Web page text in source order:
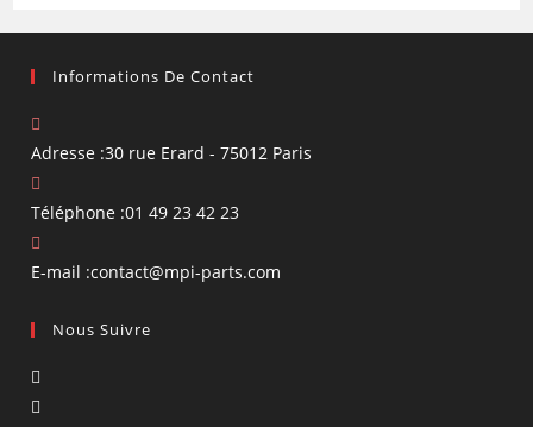
Informations De Contact
Adresse :30 rue Erard - 75012 Paris
Téléphone :01 49 23 42 23
E-mail :contact@mpi-parts.com
Nous Suivre